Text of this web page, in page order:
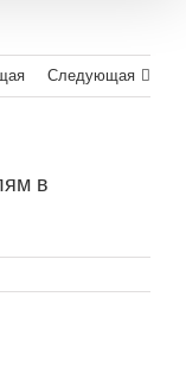
Следующая
в